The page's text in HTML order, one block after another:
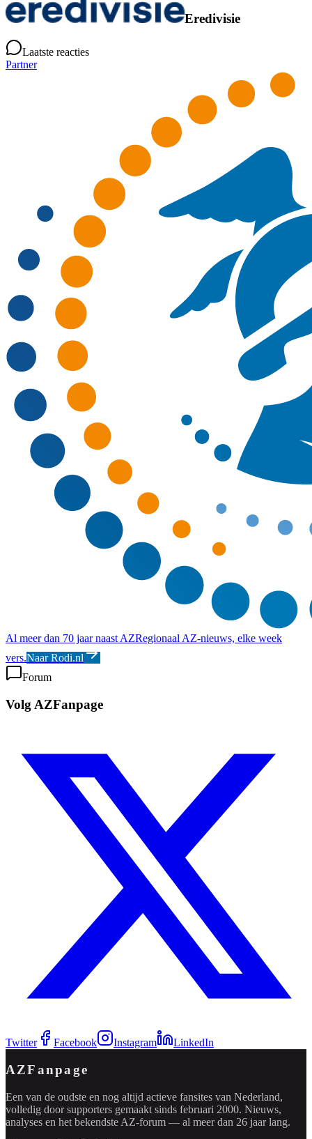
Eredivisie
Laatste reacties
Partner
Al meer dan 70 jaar naast AZRegionaal AZ-nieuws, elke week
vers.Naar Rodi.nl
Forum
Volg AZFanpage
Twitter Facebook Instagram LinkedIn
AZFanpage
Een van de oudste en nog altijd actieve fansites van Nederland,
volledig door supporters gemaakt sinds februari 2000. Nieuws,
analyses en het bekendste AZ-forum — al meer dan 26 jaar lang.